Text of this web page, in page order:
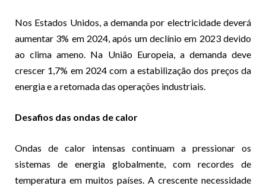
Nos Estados Unidos, a demanda por electricidade deverá
aumentar 3% em 2024, após um declínio em 2023 devido
ao clima ameno. Na União Europeia, a demanda deve
crescer 1,7% em 2024 com a estabilização dos preços da
energia e a retomada das operações industriais.
Desafios das ondas de calor
Ondas de calor intensas continuam a pressionar os
sistemas de energia globalmente, com recordes de
temperatura em muitos países. A crescente necessidade